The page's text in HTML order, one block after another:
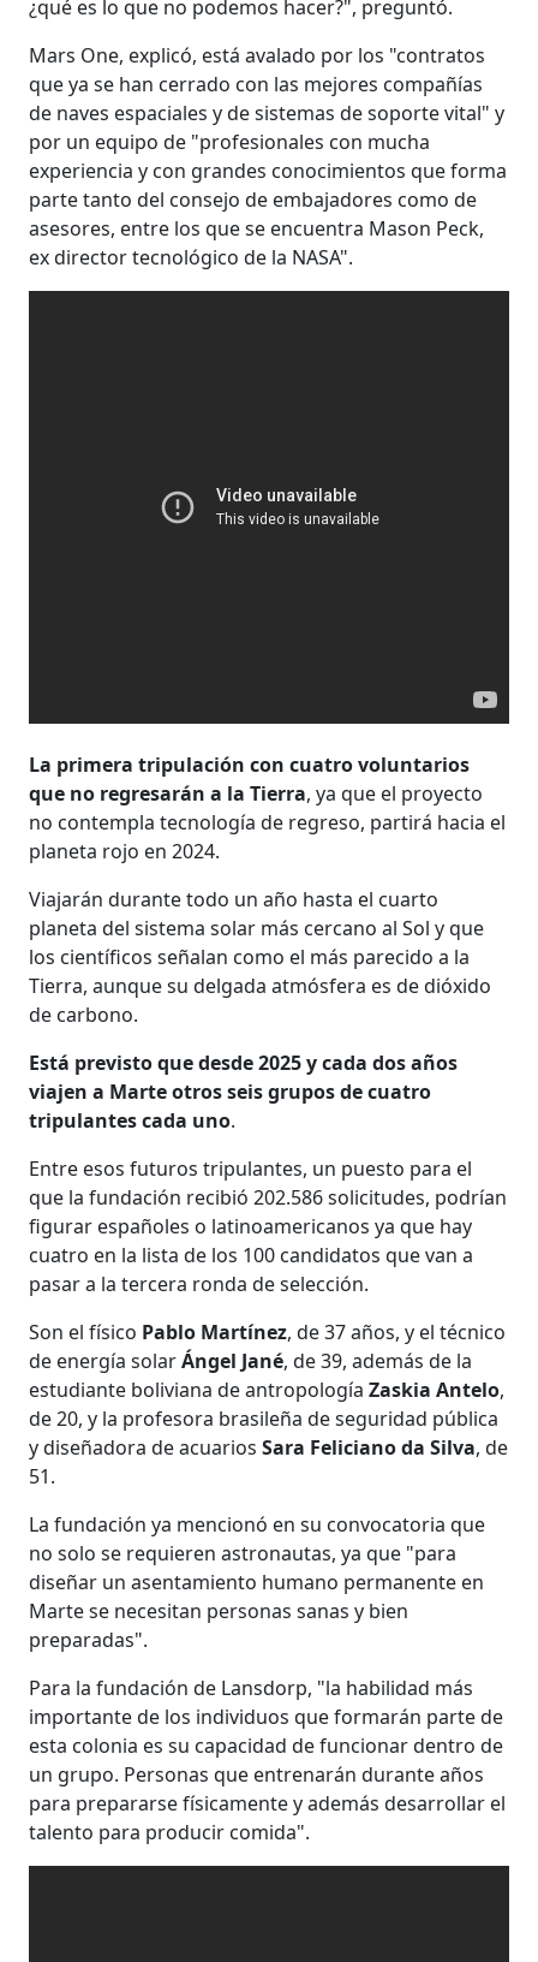
¿qué es lo que no podemos hacer?", preguntó.
Mars One, explicó, está avalado por los "contratos
que ya se han cerrado con las mejores compañías
de naves espaciales y de sistemas de soporte vital" y
por un equipo de "profesionales con mucha
experiencia y con grandes conocimientos que forma
parte tanto del consejo de embajadores como de
asesores, entre los que se encuentra Mason Peck,
ex director tecnológico de la NASA".
La primera tripulación con cuatro voluntarios
que no regresarán a la Tierra, ya que el proyecto
no contempla tecnología de regreso, partirá hacia el
planeta rojo en 2024.
Viajarán durante todo un año hasta el cuarto
planeta del sistema solar más cercano al Sol y que
los científicos señalan como el más parecido a la
Tierra, aunque su delgada atmósfera es de dióxido
de carbono.
Está previsto que desde 2025 y cada dos años
viajen a Marte otros seis grupos de cuatro
tripulantes cada uno.
Entre esos futuros tripulantes, un puesto para el
que la fundación recibió 202.586 solicitudes, podrían
figurar españoles o latinoamericanos ya que hay
cuatro en la lista de los 100 candidatos que van a
pasar a la tercera ronda de selección.
Son el físico Pablo Martínez, de 37 años, y el técnico
de energía solarÁngel Jané, de 39, además de la
estudiante boliviana de antropologíaZaskia Antelo,
de 20, y la profesora brasileña de seguridad pública
y diseñadora de acuariosSara Feliciano da Silva, de
51.
La fundación ya mencionó en su convocatoria que
no solo se requieren astronautas, ya que "para
diseñar un asentamiento humano permanente en
Marte se necesitan personas sanas y bien
preparadas".
Para la fundación de Lansdorp, "la habilidad más
importante de los individuos que formarán parte de
esta colonia es su capacidad de funcionar dentro de
un grupo. Personas que entrenarán durante años
para prepararse físicamente y además desarrollar el
talento para producir comida".